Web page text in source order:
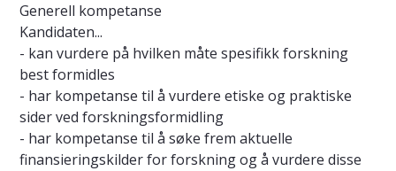
Generell kompetanse
Kandidaten...
- kan vurdere på hvilken måte spesifikk forskning
best formidles
- har kompetanse til å vurdere etiske og praktiske
sider ved forskningsformidling
- har kompetanse til å søke frem aktuelle
finansieringskilder for forskning og å vurdere disse